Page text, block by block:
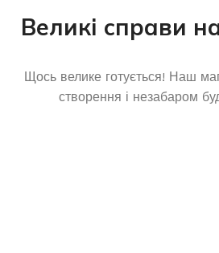
Великі справи
Щось велике готується! Наш
створення і незабаром